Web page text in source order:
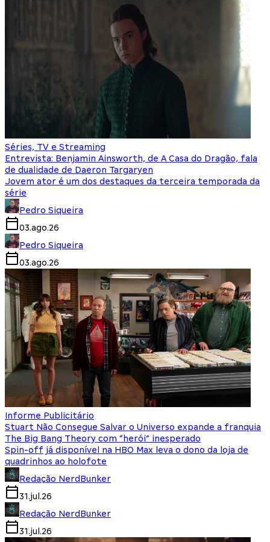
Séries, TV e Streaming
Entrevista: Benjamin Ainsworth, de A Casa do Dragão, fala
de dualidade de Daeron Targaryen
Jovem ator é um dos destaques da terceira temporada da
série
Pedro Siqueira
03.ago.26
Pedro Siqueira
03.ago.26
Informe Publicitário
Stuart Não Consegue Salvar o Universo expande a franquia
The Big Bang Theory com “herói” inesperado
Spin-off já disponível na HBO Max leva o dono da loja de
quadrinhos ao holofote
Redação NerdBunker
31.jul.26
Redação NerdBunker
31.jul.26